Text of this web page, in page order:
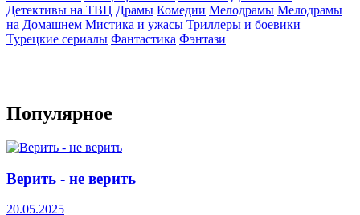
Детективы на ТВЦ Драмы Комедии Мелодрамы Мелодрамы
на Домашнем Мистика и ужасы Триллеры и боевики
Турецкие сериалы Фантастика Фэнтази
Популярное
Верить - не верить
20.05.2025